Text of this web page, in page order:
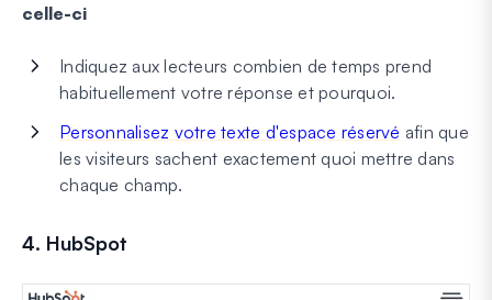
celle-ci
Indiquez aux lecteurs combien de temps prend
habituellement votre réponse et pourquoi.
Personnalisez votre texte d'espace réservé afin que
les visiteurs sachent exactement quoi mettre dans
chaque champ.
4. HubSpot